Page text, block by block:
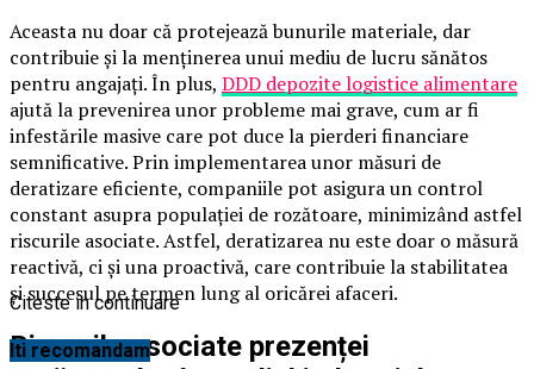
Aceasta nu doar că protejează bunurile materiale, dar
contribuie și la menținerea unui mediu de lucru sănătos
pentru angajați. În plus, DDD depozite logistice alimentare
ajută la prevenirea unor probleme mai grave, cum ar fi
infestările masive care pot duce la pierderi financiare
semnificative. Prin implementarea unor măsuri de
deratizare eficiente, companiile pot asigura un control
constant asupra populației de rozătoare, minimizând astfel
riscurile asociate. Astfel, deratizarea nu este doar o măsură
reactivă, ci și una proactivă, care contribuie la stabilitatea
și succesul pe termen lung al oricărei afaceri.
Riscurile asociate prezenței
Citeste in continuare
Iti recomandam